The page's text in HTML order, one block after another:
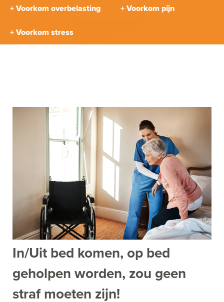
+ Voorkom overbelasting + Voorkom pijn
+ Voorkom stress
In/Uit bed komen, op bed
geholpen worden, zou geen
straf moeten zijn!